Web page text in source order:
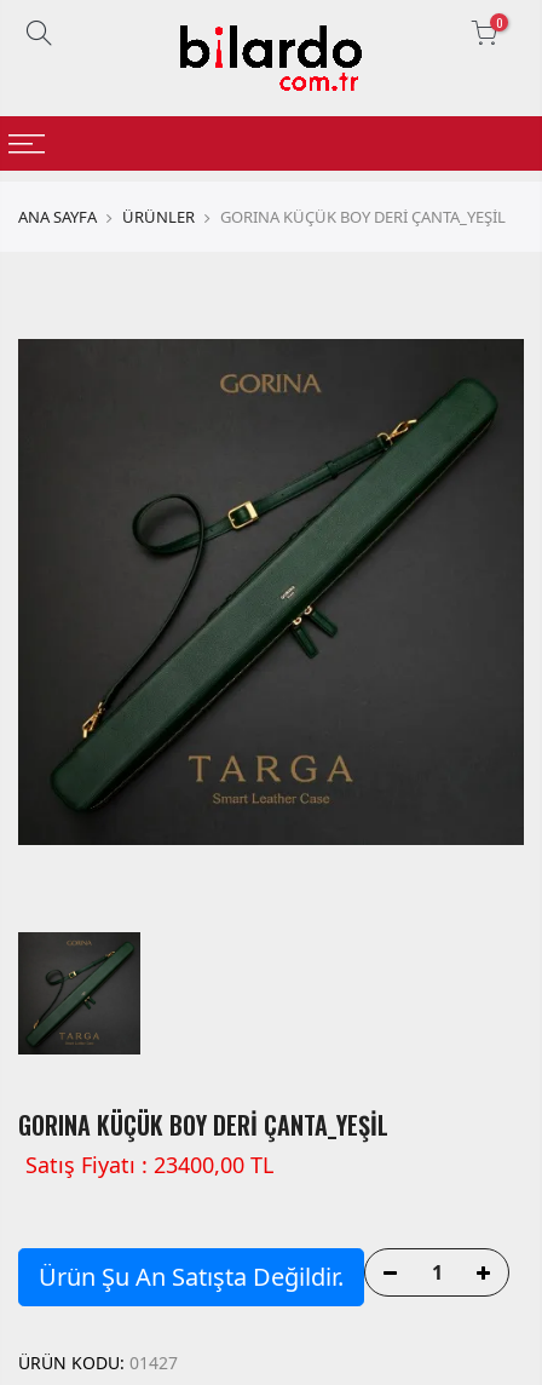
0
ANA SAYFA ÜRÜNLER GORINA KÜÇÜK BOY DERİ ÇANTA_YEŞİL
GORINA KÜÇÜK BOY DERİ ÇANTA_YEŞİL
Satış Fiyatı : 23400,00 TL
Ürün Şu An Satışta Değildir.
ÜRÜN KODU: 01427